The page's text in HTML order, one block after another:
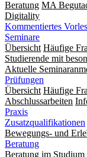
Beratung MA
Digitality
Kommentiertes
Seminare
Übersicht Häufige
Studierende mit
Aktuelle
Prüfungen
Übersicht Häufige
Abschlussarbeiten
Praxis
Zusatzqualifikationen
Bewegungs- und
Beratung
Beratung im Studium